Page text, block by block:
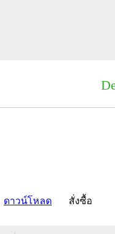
ดาวน์โหลด สั่งซื้อ